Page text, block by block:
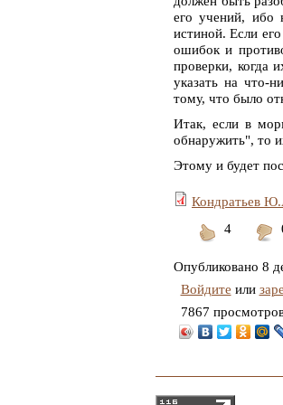
его учений, ибо
истиной. Если
ошибок и
проверки, когда
указать на что-
тому, что было
Итак, если в
обнаружить", то
Этому и будет
Кондратьев
4
Опубликовано 8
Войдите или
7867